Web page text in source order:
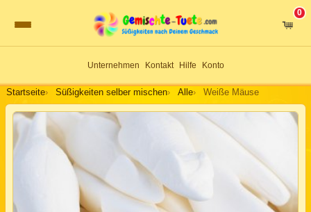
0
Unternehmen Kontakt Hilfe Konto
Süßigkeiten selber mischen
Startseite Süßigkeiten selber mischen Alle Weiße Mäuse